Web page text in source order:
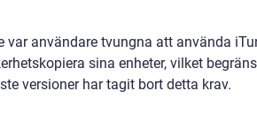
var användare tvungna att använda
sina enheter, vilket
versioner har tagit bort detta krav.